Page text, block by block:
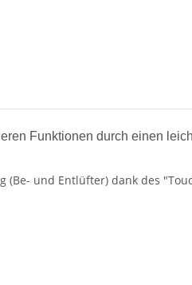
Funktionen durch einen
und Entlüfter) dank des